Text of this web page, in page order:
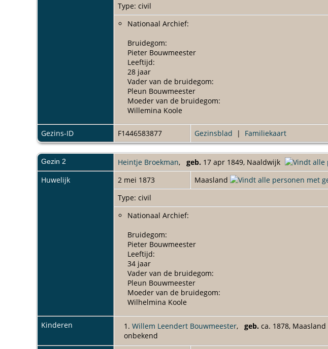
Type: civil
Nationaal Archief:
Bruidegom:
Pieter Bouwmeester
Leeftijd:
28 jaar
Vader van de bruidegom:
Pleun Bouwmeester
Moeder van de bruidegom:
Willemina Koole
Bruid:
Maria Keijzer
29 jaar
Vader van de bruid:
Dirk Keijzer
Moeder van de bruid:
Adriana Schaef
Gebeurtenis:
Datum:
woensdag 15 mei 1867
Gebeurtenisplaats:
Maasland
Plaats instelling:
Naaldwijk
Collectiegebied:
Zuid-Holland
Historisch Archief Westland
Aktenummer:
6
Gezins-ID F1446583877 Gezinsblad | Familiekaart
Gezin 2 Heintje Broekman, geb. 17 apr 1849, Naaldwijk
Huwelijk
2 mei 1873
Maasland
Type: civil
Nationaal Archief:
Bruidegom:
Pieter Bouwmeester
Leeftijd:
34 jaar
Vader van de bruidegom:
Pleun Bouwmeester
Moeder van de bruidegom:
Wilhelmina Koole
Bruid:
Heintje Broekman
Leeftijd:
Kinderen 1. Willem Leendert Bouwmeester, geb. ca. 1878, Maasland
onbekend